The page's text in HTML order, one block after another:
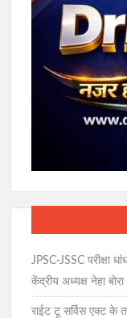
JPSC-JSSC परीक्षा
केंद्रीय अध्यक्ष नेहा बोरा
राईट टू सर्विस एक्ट के